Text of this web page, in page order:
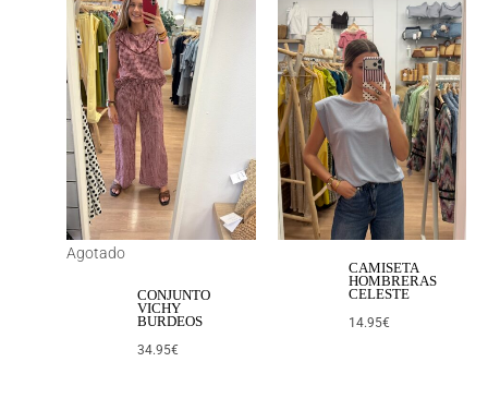
Agotado
CONJUNTO
VICHY
BURDEOS
34.95€
CAMISETA
HOMBRERAS
CELESTE
14.95€